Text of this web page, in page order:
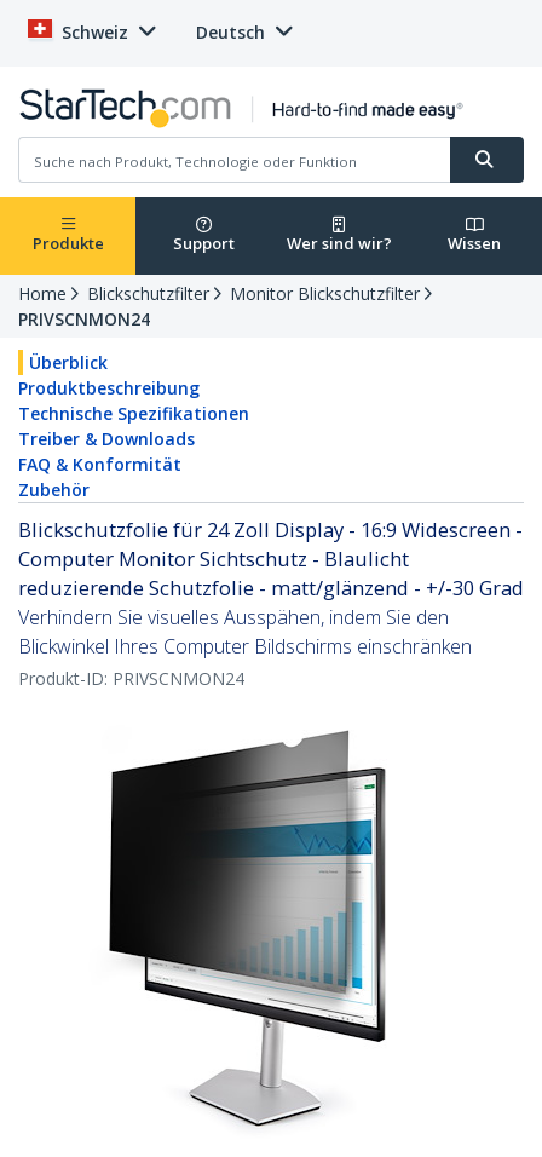
Schweiz Deutsch
Produkte Support Wer sind wir? Wissen
Home Blickschutzfilter
Monitor Blickschutzfilter
PRIVSCNMON24
Überblick
Produktbeschreibung
Technische Spezifikationen
Treiber & Downloads
FAQ & Konformität
Zubehör
Blickschutzfolie für 24 Zoll Display - 16:9 Widescreen -
Computer Monitor Sichtschutz - Blaulicht
reduzierende Schutzfolie - matt/glänzend - +/-30 Grad
Verhindern Sie visuelles Ausspähen, indem Sie den
Blickwinkel Ihres Computer Bildschirms einschränken
Produkt-ID: PRIVSCNMON24